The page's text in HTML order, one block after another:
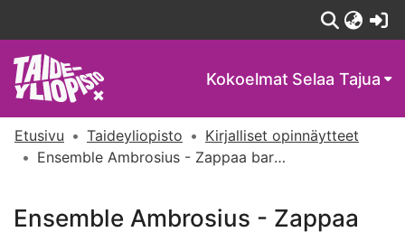
Kokoelmat Selaa Tajua
Etusivu Taideyliopisto
Kirjalliset opinnäytteet
Ensemble Ambrosius - Zappaa barokkisoittimilla : kahden musiikkikulttuurin kohtaaminen ja synteesi
Ensemble Ambrosius - Zappaa